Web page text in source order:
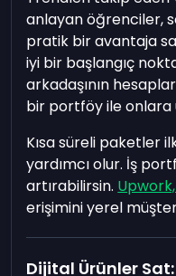
anlayan öğrenciler,
pratik bir avantaja
iyi bir başlangıç
arkadaşının
bir portföy ile onlara
Kısa süreli paketler
yardımcı olur. İş
artırabilirsin.
erişimini yerel
Dijital Ürünler